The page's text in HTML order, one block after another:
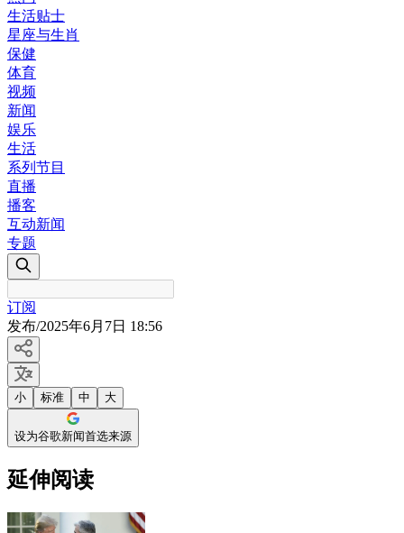
生活贴士
星座与生肖
保健
体育
视频
新闻
娱乐
生活
系列节目
直播
播客
互动新闻
专题
订阅
发布/2025年6月7日 18:56
小 标准 中 大
设为谷歌新闻首选来源
延伸阅读